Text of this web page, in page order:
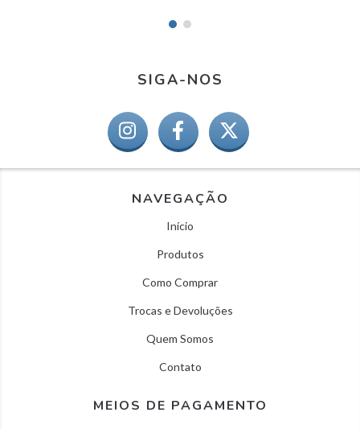
SIGA-NOS
NAVEGAÇÃO
Início
Produtos
Como Comprar
Trocas e Devoluções
Quem Somos
Contato
MEIOS DE PAGAMENTO